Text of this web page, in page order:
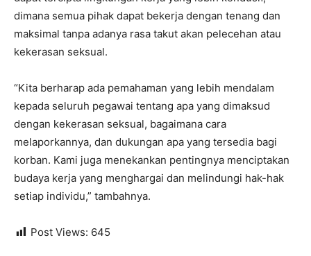
dimana semua pihak dapat bekerja dengan tenang dan
maksimal tanpa adanya rasa takut akan pelecehan atau
kekerasan seksual.
“Kita berharap ada pemahaman yang lebih mendalam
kepada seluruh pegawai tentang apa yang dimaksud
dengan kekerasan seksual, bagaimana cara
melaporkannya, dan dukungan apa yang tersedia bagi
korban. Kami juga menekankan pentingnya menciptakan
budaya kerja yang menghargai dan melindungi hak-hak
setiap individu,” tambahnya.
Post Views: 645